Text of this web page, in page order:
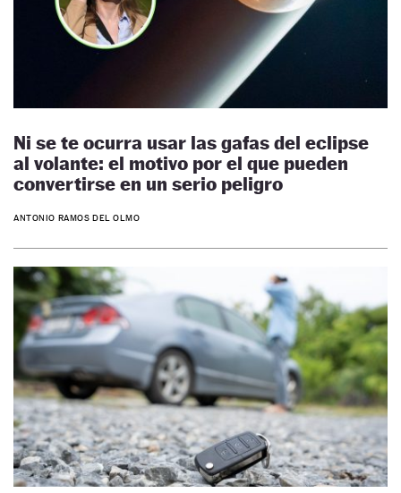
Ni se te ocurra usar las gafas del eclipse
al volante: el motivo por el que pueden
convertirse en un serio peligro
ANTONIO RAMOS DEL OLMO